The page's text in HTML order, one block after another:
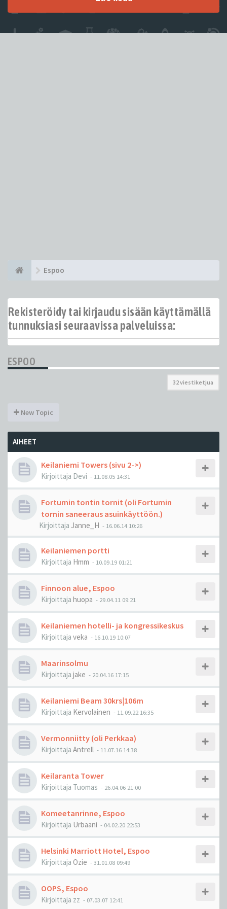
Espoo
Rekisteröidy tai kirjaudu sisään käyttämällä
tunnuksiasi seuraavissa palveluissa:
ESPOO
32 viestiketjua
New Topic
AIHEET
Keilaniemi Towers (sivu 2->)
Kirjoittaja Devi - 11.08.05 14:31
Fortumin tontin tornit (oli Fortumin
tornin saneeraus asuinkäyttöön.)
Kirjoittaja Janne_H - 16.06.14 10:26
Keilaniemen portti
Kirjoittaja Hmm - 10.09.19 01:21
Finnoon alue, Espoo
Kirjoittaja huopa - 29.04.11 09:21
Keilaniemen hotelli- ja kongressikeskus
Kirjoittaja veka - 16.10.19 10:07
Maarinsolmu
Kirjoittaja jake - 20.04.16 17:15
Keilaniemi Beam 30krs|106m
Kirjoittaja Kervolainen - 11.09.22 16:35
Vermonniitty (oli Perkkaa)
Kirjoittaja Antrell - 11.07.16 14:38
Keilaranta Tower
Kirjoittaja Tuomas - 26.04.06 21:00
Komeetanrinne, Espoo
Kirjoittaja Urbaani - 04.02.20 22:53
Helsinki Marriott Hotel, Espoo
Kirjoittaja Ozie -31.01.08 09:49
OOPS, Espoo
Kirjoittaja zz - 07.03.07 12:41